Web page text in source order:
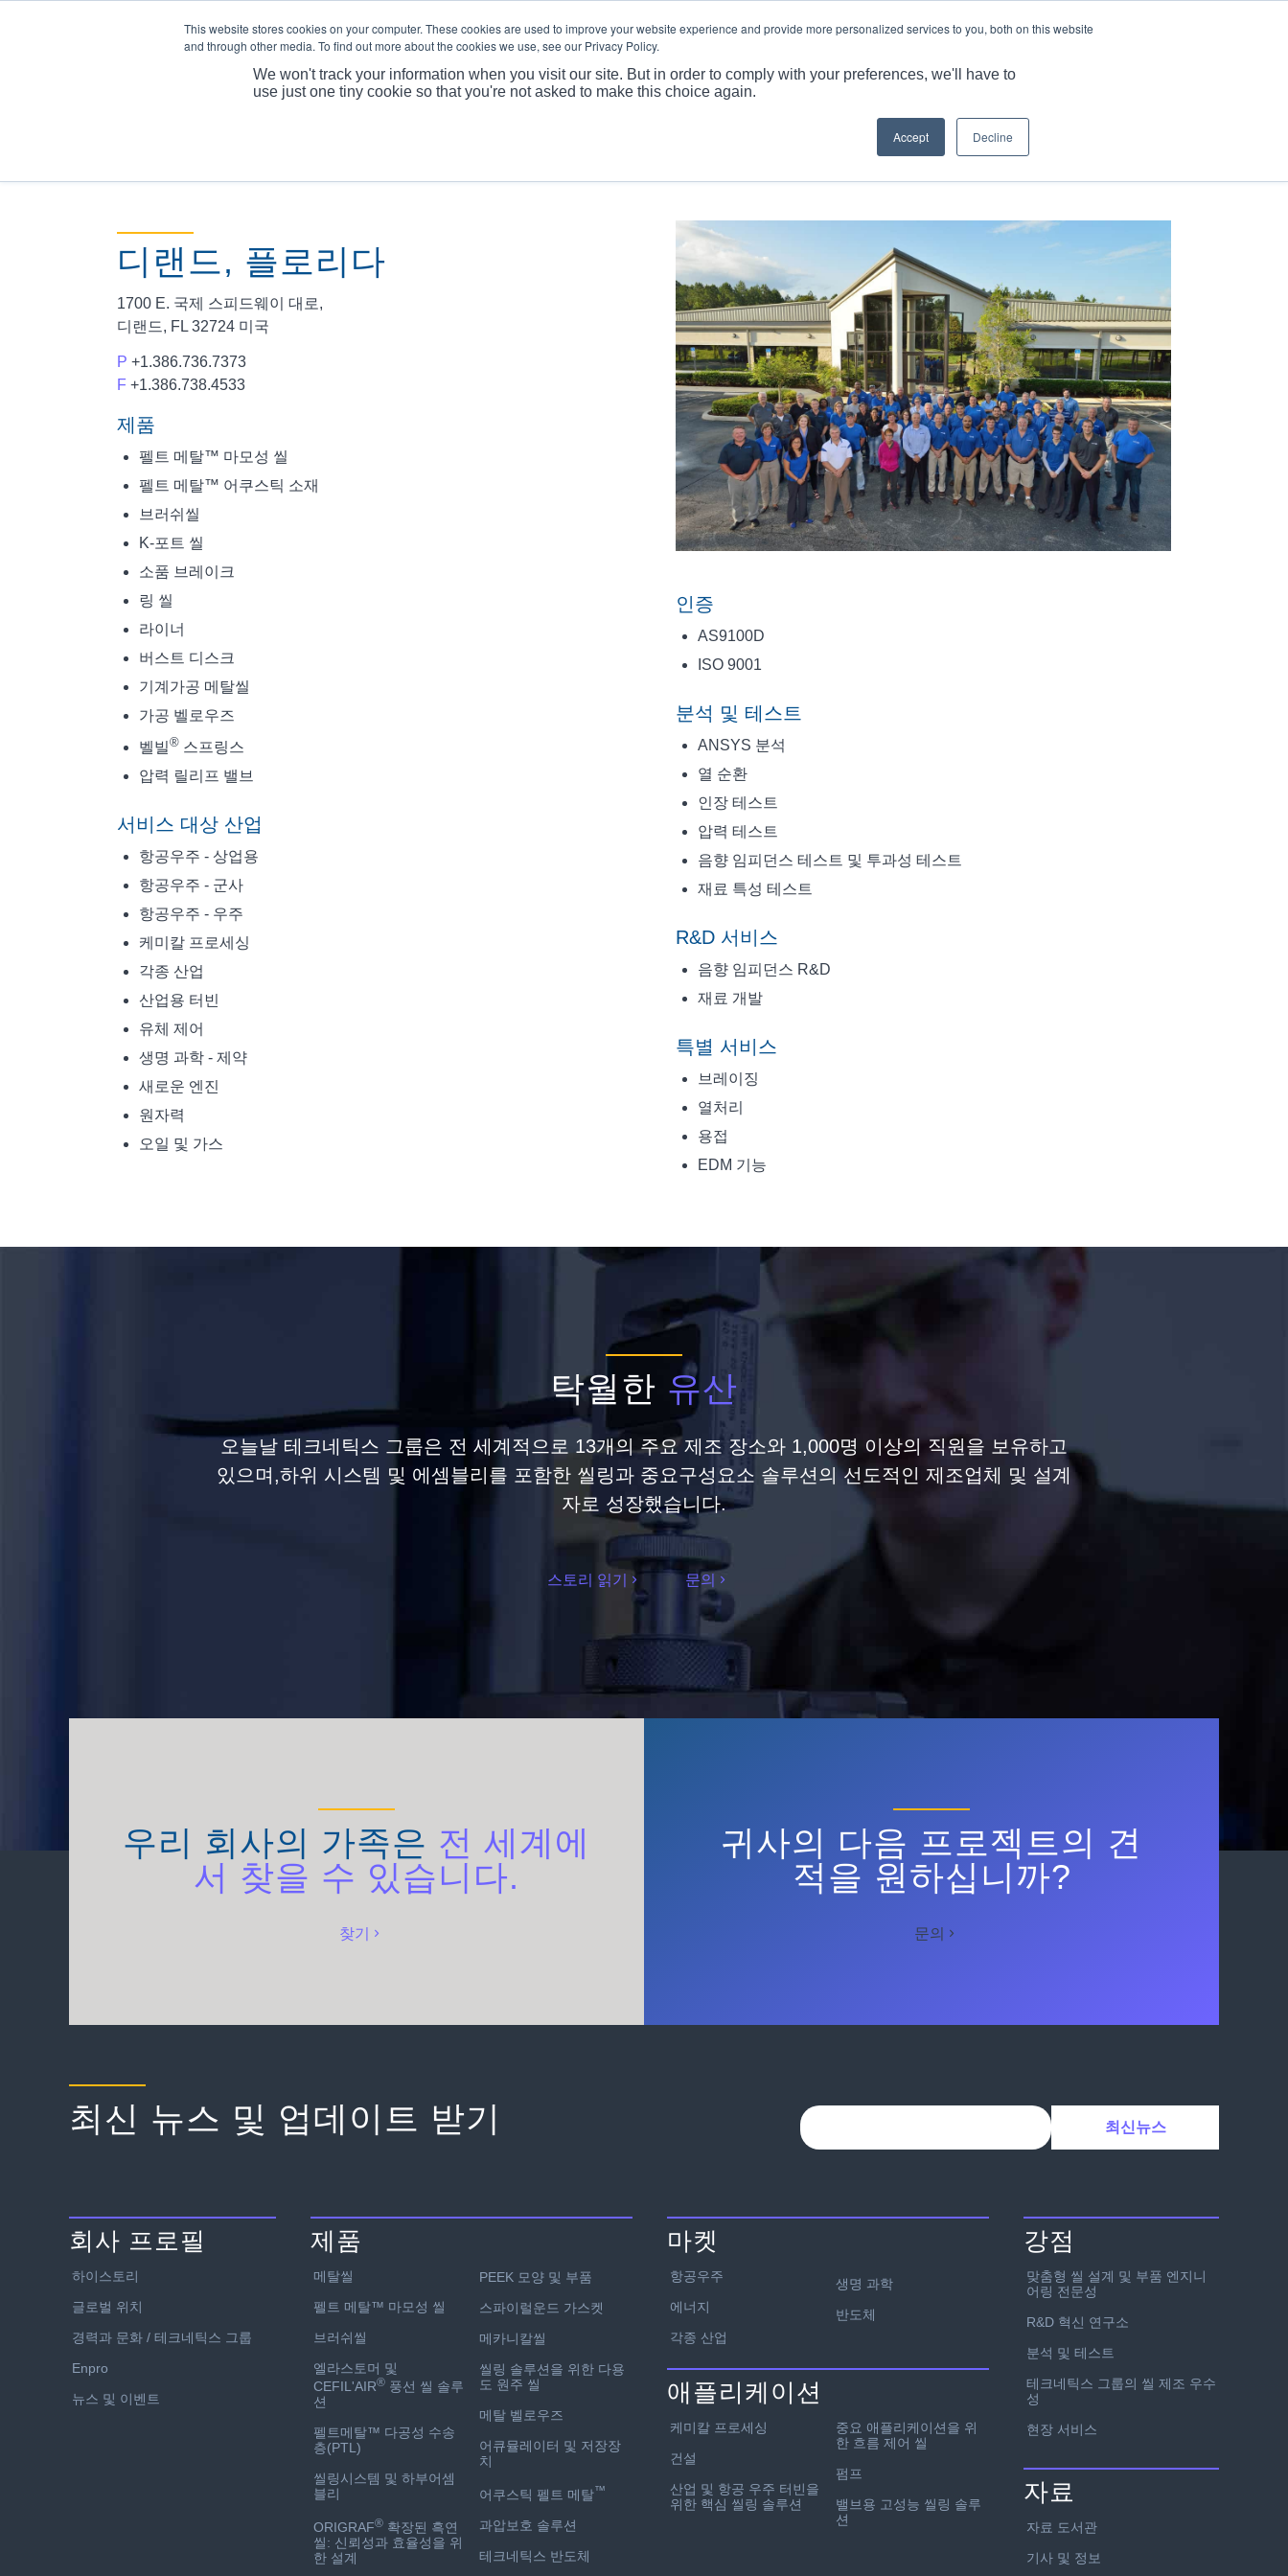
This website stores cookies on your computer. These cookies are used to improve your website experience and provide more personalized services to you, both on this website
and through other media. To find out more about the cookies we use, see our Privacy Policy.
We won't track your information when you visit our site. But in order to comply with your preferences, we'll have to
use just one tiny cookie so that you're not asked to make this choice again.
Accept Decline
회사 프로필 제품 MARKET 애플리케이션
현재 위치:
디랜드, 플로리다
1700 E. 국제 스피드웨이 대로,
디랜드, FL 32724 미국
P +1.386.736.7373
F +1.386.738.4533
제품
펠트 메탈™ 마모성 씰
펠트 메탈™ 어쿠스틱 소재
브러쉬씰
K-포트 씰
소품 브레이크
링 씰
라이너
버스트 디스크
기계가공 메탈씰
가공 벨로우즈
벨빌® 스프링스
압력 릴리프 밸브
서비스 대상 산업
항공우주 - 상업용
항공우주 - 군사
항공우주 - 우주
케미칼 프로세싱
각종 산업
산업용 터빈
유체 제어
생명 과학 - 제약
새로운 엔진
원자력
오일 및 가스
인증
AS9100D
ISO 9001
분석 및 테스트
ANSYS 분석
열 순환
인장 테스트
압력 테스트
음향 임피던스 테스트 및 투과성 테스트
재료 특성 테스트
R&D 서비스
음향 임피던스 R&D
재료 개발
특별 서비스
브레이징
열처리
용접
EDM 기능
탁월한 유산
오늘날 테크네틱스 그룹은 전 세계적으로 13개의 주요 제조 장소와 1,000명 이상의 직원을 보유하고
있으며,하위 시스템 및 에셈블리를 포함한 씰링과 중요구성요소 솔루션의 선도적인 제조업체 및 설계
자로 성장했습니다.
스토리 읽기 문의
우리 회사의 가족은 전 세계에
서 찾을 수 있습니다.
찾기
귀사의 다음 프로젝트의 견
적을 원하십니까?
문의
최신 뉴스 및 업데이트 받기
회사 프로필
하이스토리
글로벌 위치
경력과 문화 / 테크네틱스 그룹
Enpro
뉴스 및 이벤트
제품
메탈씰
펠트 메탈™ 마모성 씰
브러쉬씰
엘라스토머 및
CEFIL'AIR® 풍선 씰 솔루
션
펠트메탈™ 다공성 수송
층(PTL)
씰링시스템 및 하부어셈
블리
ORIGRAF® 확장된 흑연
씰: 신뢰성과 효율성을 위
한 설계
PEEK 모양 및 부품
스파이럴운드 가스켓
메카니칼씰
씰링 솔루션을 위한 다용
도 원주 씰
메탈 벨로우즈
어큐뮬레이터 및 저장장
치
어쿠스틱 펠트 메탈™
과압보호 솔루션
테크네틱스 반도체
마켓
항공우주
에너지
각종 산업
생명 과학
반도체
애플리케이션
케미칼 프로세싱
건설
산업 및 항공 우주 터빈을
위한 핵심 씰링 솔루션
중요 애플리케이션을 위
한 흐름 제어 씰
펌프
밸브용 고성능 씰링 솔루
션
강점
맞춤형 씰 설계 및 부품 엔지니
어링 전문성
R&D 혁신 연구소
분석 및 테스트
테크네틱스 그룹의 씰 제조 우수
성
현장 서비스
자료
자료 도서관
기사 및 정보